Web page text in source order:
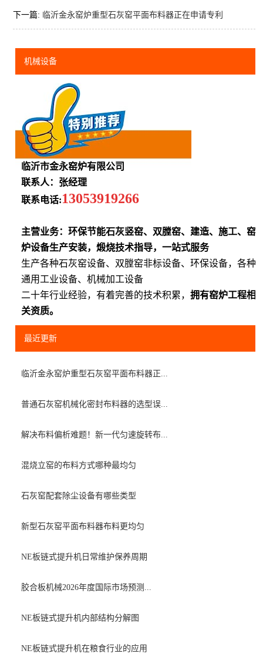
下一篇: 临沂金永窑炉重型石灰窑平面布料器正在申请专利
机械设备
临沂市金永窑炉有限公司
联系人：张经理
联系电话:13053919266
主营业务：环保节能石灰竖窑、双膛窑、建造、施工、窑
炉设备生产安装，煅烧技术指导，一站式服务
生产各种石灰窑设备、双膛窑非标设备、环保设备，各种
通用工业设备、机械加工设备
二十年行业经验，有着完善的技术积累，拥有窑炉工程相
关资质。
最近更新
临沂金永窑炉重型石灰窑平面布料器正...
普通石灰窑机械化密封布料器的选型误...
解决布料偏析难题！新一代匀速旋转布...
混烧立窑的布料方式哪种最均匀
石灰窑配套除尘设备有哪些类型
新型石灰窑平面布料器布料更均匀
NE板链式提升机日常维护保养周期
胶合板机械2026年度国际市场预测...
NE板链式提升机内部结构分解图
NE板链式提升机在粮食行业的应用